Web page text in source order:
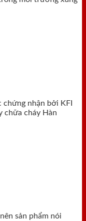
nhận bởi KFI
chữa cháy Hàn
sản phẩm nói